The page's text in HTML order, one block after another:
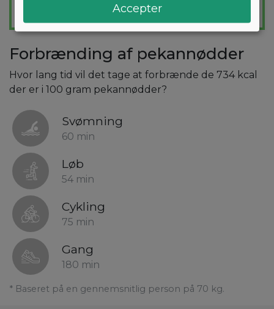
Forbrænding af pekannødder
Hvor lang tid vil det tage at forbrænde de 734 kcal
der er i 100 gram pekannødder?
Svømning
60 min
Løb
54 min
Cykling
75 min
Gang
180 min
* Baseret på en gennemsnitlig person på 70 kg.
Accepter